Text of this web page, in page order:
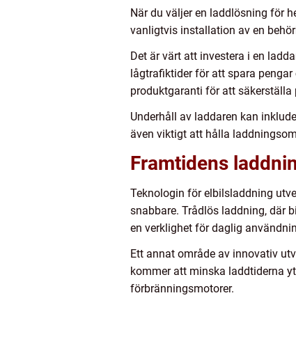
När du väljer en laddlösning för
vanligtvis installation av en
Det är värt att investera i en
lågtrafiktider för att spara
produktgaranti för att
Underhåll av laddaren kan
även viktigt att hålla
Framtidens
Teknologin för elbilsladdning
snabbare. Trådlös laddning, där
en verklighet för daglig
Ett annat område av innovativ
kommer att minska laddtiderna
förbränningsmotorer.